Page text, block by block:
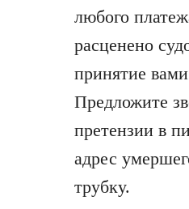
любого
расценено
принятие
Предложите
претензии в
адрес
трубку.